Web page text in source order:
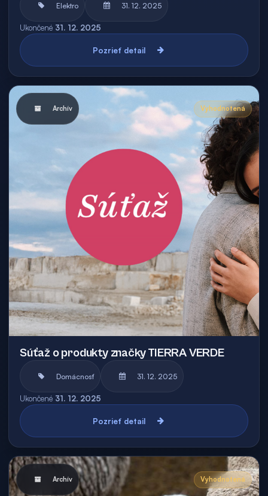
Elektro 31. 12. 2025
Ukončené 31. 12. 2025
Pozrieť detail
Archív Vyhodnotená
Súťaž o produkty značky TIERRA VERDE
Domácnosť 31. 12. 2025
Ukončené 31. 12. 2025
Pozrieť detail
Archív Vyhodnotená